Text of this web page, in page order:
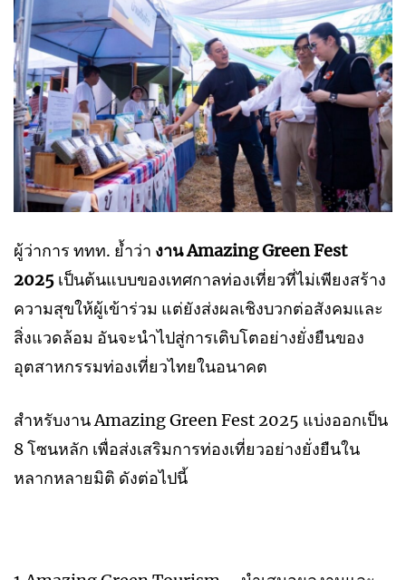
ผู้ว่าการ ททท. ย้ำว่า งาน Amazing Green Fest
2025 เป็นต้นแบบของเทศกาลท่องเที่ยวที่ไม่เพียงสร้าง
ความสุขให้ผู้เข้าร่วม แต่ยังส่งผลเชิงบวกต่อสังคมและ
สิ่งแวดล้อม อันจะนำไปสู่การเติบโตอย่างยั่งยืนของ
อุตสาหกรรมท่องเที่ยวไทยในอนาคต
สำหรับงาน Amazing Green Fest 2025 แบ่งออกเป็น
8 โซนหลัก เพื่อส่งเสริมการท่องเที่ยวอย่างยั่งยืนใน
หลากหลายมิติ ดังต่อไปนี้